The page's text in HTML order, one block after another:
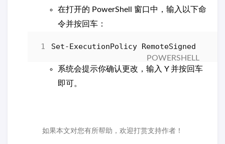
在打开的 PowerShell 窗口中，输入以下命
令并按回车：
Set-ExecutionPolicy RemoteSigned
系统会提示你确认更改，输入 Y 并按回车
即可。
如果本文对您有所帮助，欢迎打赏支持作者！